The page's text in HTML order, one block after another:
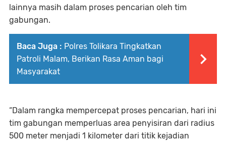
lainnya masih dalam proses pencarian oleh tim
gabungan.
Baca Juga : Polres Tolikara Tingkatkan
Patroli Malam, Berikan Rasa Aman bagi
Masyarakat
“Dalam rangka mempercepat proses pencarian, hari ini
tim gabungan memperluas area penyisiran dari radius
500 meter menjadi 1 kilometer dari titik kejadian